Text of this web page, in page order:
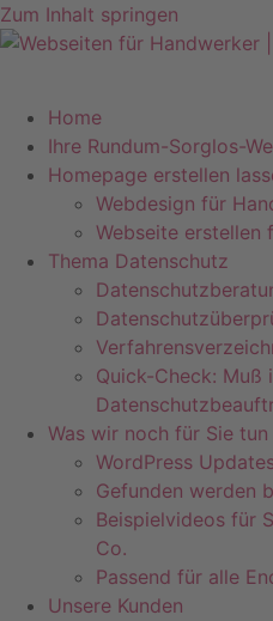
Zum Inhalt springen
Home
Ihre Rundum-Sorglos-
Homepage erstellen
Webdesign für
Webseite erstellen
Thema Datenschutz
Quick-Check: Muß
Was wir noch für Sie
WordPress
Gefunden werden
Beispielvideos für
Co.
Passend für alle
Unsere Kunden